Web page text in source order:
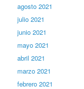
agosto 2021
julio 2021
junio 2021
mayo 2021
abril 2021
marzo 2021
febrero 2021